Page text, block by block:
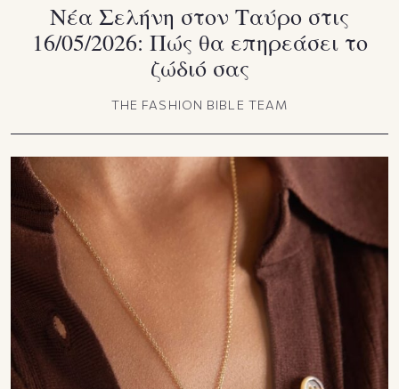
Νέα Σελήνη στον Ταύρο στις
16/05/2026: Πώς θα επηρεάσει το
ζώδιό σας
THE FASHION BIBLE TEAM